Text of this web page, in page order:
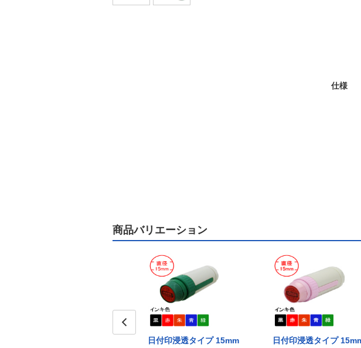
仕様
商品バリエーション
日付印浸透タイプ 15mm
日付印浸透タイプ